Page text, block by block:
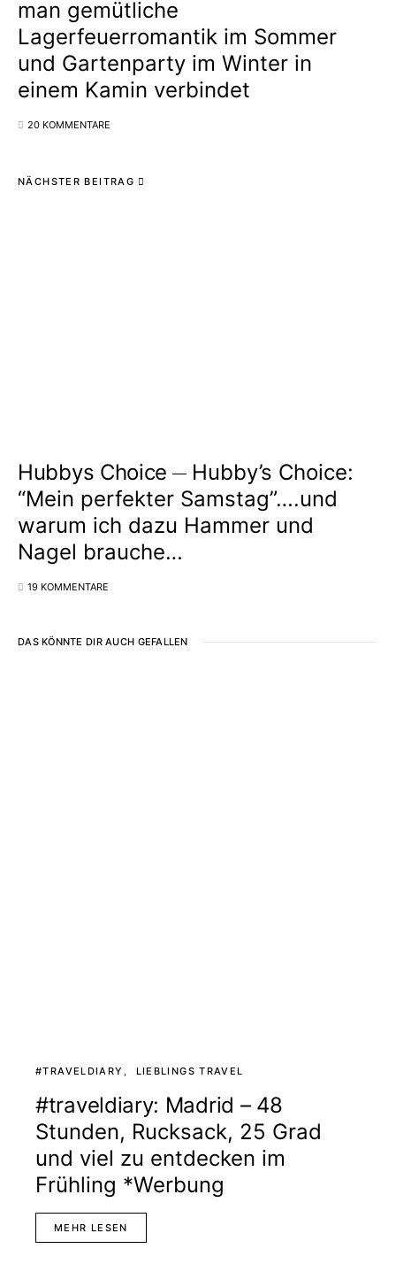
man gemütliche
Lagerfeuerromantik im Sommer
und Gartenparty im Winter in
einem Kamin verbindet
20 KOMMENTARE
NÄCHSTER BEITRAG
Hubbys Choice
Hubby’s Choice:
“Mein perfekter Samstag”….und
warum ich dazu Hammer und
Nagel brauche…
19 KOMMENTARE
DAS KÖNNTE DIR AUCH GEFALLEN
#TRAVELDIARY LIEBLINGS TRAVEL
#traveldiary: Madrid – 48
Stunden, Rucksack, 25 Grad
und viel zu entdecken im
Frühling *Werbung
MEHR LESEN